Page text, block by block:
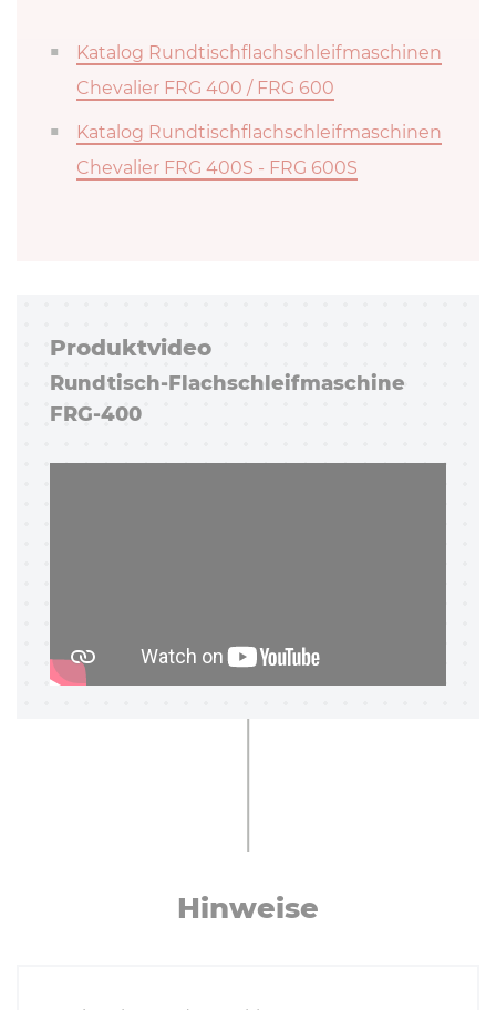
Katalog Rundtischflachschleifmaschinen
Chevalier FRG 400 / FRG 600
Katalog Rundtischflachschleifmaschinen
Chevalier FRG 400S - FRG 600S
Pro­dukt­vi­deo
Rundtisch-​Flachschleifmaschine
FRG-400
Hinweise